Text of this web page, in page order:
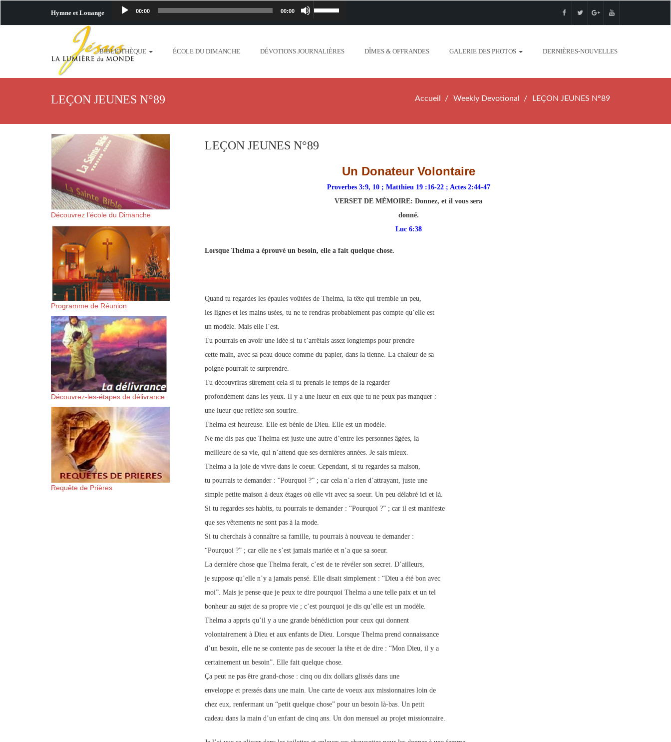
Hymne et Louange Lecteur
00:00 00:00 Utilisez
diminuer
plus-pres-de-toi.mp3 http://www.lafoiapostolique.org/wp-
http://www.lafoiapostolique.org/wp-content/uploads/2018/06/Dieu-tout-puissant.mp3
http://www.lafoiapostolique.org/wp-content/uploads/2018/06/Cantique-tel-que-je-
suis-sans-rien-a-moi.mp3 http://www.lafoiapostolique.org/wp-
content/uploads/2018/06/Es-tu-lasse-rempli-de-tritesse.mp3
BIBLIOTHÈQUE ÉCOLE DU DIMANCHE DÉVOTIONS JOURNALIÈRES DÎMES & OFFRANDES GALERIE DES PHOTOS DERNIÈRES-NOUVELLES
LEÇON JEUNES N°89 Accueil Weekly Devotional LEÇON JEUNES N°89
Découvrez l’école du Dimanche
Programme de Réunion
Découvrez-les-étapes de délivrance
Requête de Prières
LEÇON JEUNES N°89
Un Donateur Volontaire
Proverbes 3:9, 10 ; Matthieu 19 :16-22 ; Actes 2:44-47
VERSET DE MÉMOIRE: Donnez, et il vous sera
donné.
Luc 6:38
Lorsque Thelma a éprouvé un besoin, elle a fait quelque chose.
Quand tu regardes les épaules voûtées de Thelma, la tête qui tremble un peu,
les lignes et les mains usées, tu ne te rendras probablement pas compte qu’elle est
un modèle. Mais elle l’est.
Tu pourrais en avoir une idée si tu t’arrêtais assez longtemps pour prendre
cette main, avec sa peau douce comme du papier, dans la tienne. La chaleur de sa
poigne pourrait te surprendre.
Tu découvriras sûrement cela si tu prenais le temps de la regarder
profondément dans les yeux. Il y a une lueur en eux que tu ne peux pas manquer :
une lueur que reflète son sourire.
Thelma est heureuse. Elle est bénie de Dieu. Elle est un modèle.
Ne me dis pas que Thelma est juste une autre d’entre les personnes âgées, la
meilleure de sa vie, qui n’attend que ses dernières années. Je sais mieux.
Thelma a la joie de vivre dans le coeur. Cependant, si tu regardes sa maison,
tu pourrais te demander : “Pourquoi ?” ; car cela n’a rien d’attrayant, juste une
simple petite maison à deux étages où elle vit avec sa soeur. Un peu délabré ici et là.
Si tu regardes ses habits, tu pourrais te demander : “Pourquoi ?” ; car il est manifeste
que ses vêtements ne sont pas à la mode.
Si tu cherchais à connaître sa famille, tu pourrais à nouveau te demander :
“Pourquoi ?” ; car elle ne s’est jamais mariée et n’a que sa soeur.
La dernière chose que Thelma ferait, c’est de te révéler son secret. D’ailleurs,
je suppose qu’elle n’y a jamais pensé. Elle disait simplement : “Dieu a été bon avec
moi”. Mais je pense que je peux te dire pourquoi Thelma a une telle paix et un tel
bonheur au sujet de sa propre vie ; c’est pourquoi je dis qu’elle est un modèle.
Thelma a appris qu’il y a une grande bénédiction pour ceux qui donnent
volontairement à Dieu et aux enfants de Dieu. Lorsque Thelma prend connaissance
d’un besoin, elle ne se contente pas de secouer la tête et de dire : “Mon Dieu, il y a
certainement un besoin”. Elle fait quelque chose.
Ça peut ne pas être grand-chose : cinq ou dix dollars glissés dans une
enveloppe et pressés dans une main. Une carte de voeux aux missionnaires loin de
chez eux, renfermant un “petit quelque chose” pour un besoin là-bas. Un petit
cadeau dans la main d’un enfant de cinq ans. Un don mensuel au projet missionnaire.